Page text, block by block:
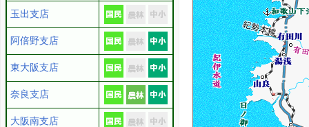
玉出支店
阿倍野支店
東大阪支店
奈良支店
大阪南支店